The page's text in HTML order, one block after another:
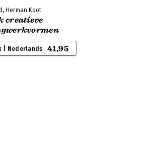
Herman Koot
creatieve
| Nederlands 41,95